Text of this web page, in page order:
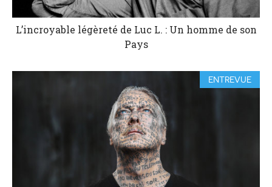
L’incroyable légèreté de Luc L. : Un homme de son
Pays
ENTREVUE